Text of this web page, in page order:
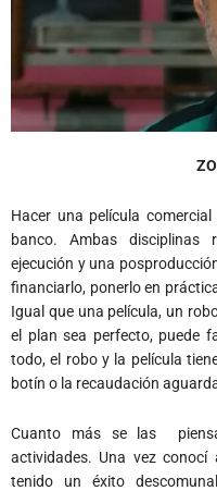
Hacer una película
banco. Ambas disciplinas
ejecución y una
financiarlo, ponerlo en
Igual que una película, un
el plan sea perfecto, puede
todo, el robo y la película
botín o la recaudación
Cuanto más se las
actividades. Una vez
tenido un éxito